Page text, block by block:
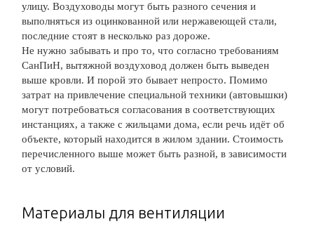
улицу. Воздуховоды могут быть разного сечения и
выполняться из оцинкованной или нержавеющей стали,
последние стоят в несколько раз дороже.
Не нужно забывать и про то, что согласно требованиям
СанПиН, вытяжной воздуховод должен быть выведен
выше кровли. И порой это бывает непросто. Помимо
затрат на привлечение специальной техники (автовышки)
могут потребоваться согласования в соответствующих
инстанциях, а также с жильцами дома, если речь идёт об
объекте, который находится в жилом здании. Стоимость
перечисленного выше может быть разной, в зависимости
от условий.
Материалы для вентиляции